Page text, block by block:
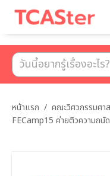
หน้าแรก / คณะวิศวกรรมศา
FECamp15 ค่ายติวความถนั